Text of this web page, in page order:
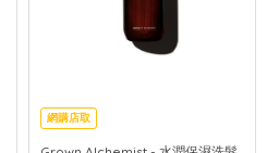
網購店取